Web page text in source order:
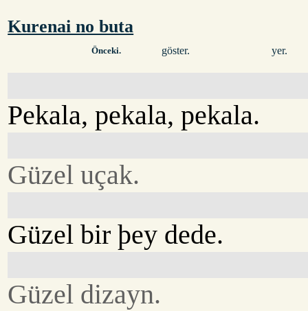
Kurenai no buta
Önceki. göster. yer.
Pekala, pekala, pekala.
Güzel uçak.
Güzel bir þey dede.
Güzel dizayn.